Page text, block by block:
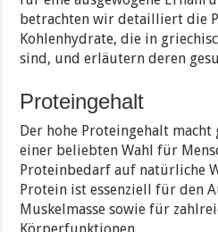
betrachten wir detailliert die
Kohlenhydrate, die in
sind, und erläutern deren
Proteingehalt
Der hohe Proteingehalt macht
einer beliebten Wahl für
Proteinbedarf auf natürliche
Protein ist essenziell für den
Muskelmasse sowie für